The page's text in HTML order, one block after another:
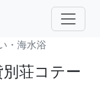
・海水浴
荘コテー